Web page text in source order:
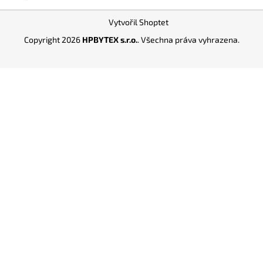
Z
Vytvořil Shoptet
Copyright 2026 HPBYTEX s.r.o.. Všechna práva vyhrazena.